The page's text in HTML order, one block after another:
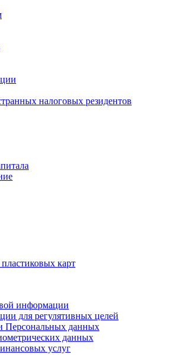
налоговых резидентов
карт
информации
для регулятивных целей
Персональных данных
данных
услуг